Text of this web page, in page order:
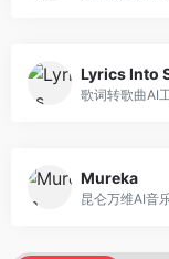
Mureka